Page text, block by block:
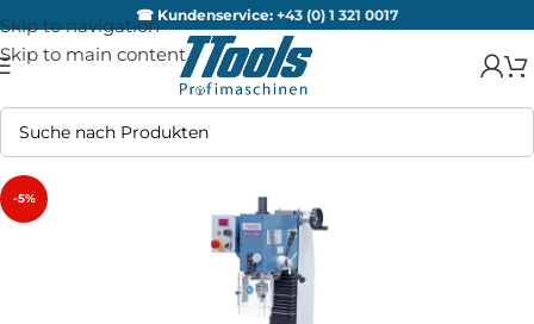
Skip to navigation
Skip to main content
☎ Kundenservice: +43 (0) 1 321 0017
-5%